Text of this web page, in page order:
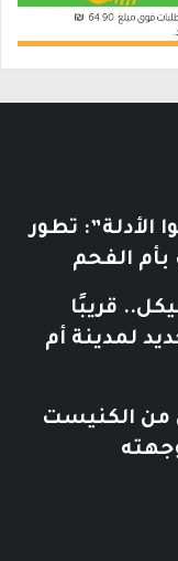
الأدلة”: تطور
الفحم
مليون شيكل.. قريبًا
لمدينة أم
من الكنيست